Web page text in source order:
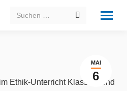
Search:
MAI
6
Ethik-Unterricht Klasse 9 und